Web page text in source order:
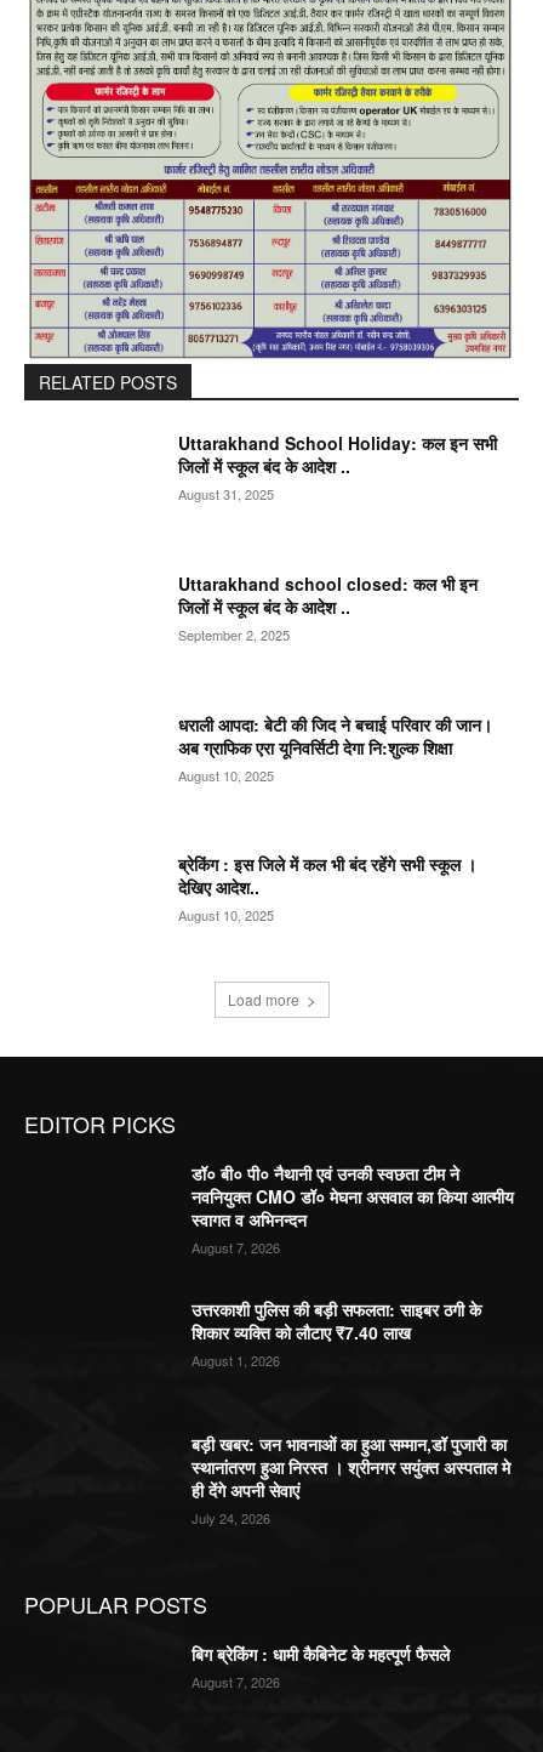
RELATED POSTS
Uttarakhand School Holiday: कल इन सभी
जिलों में स्कूल बंद के आदेश ..
August 31, 2025
Uttarakhand school closed: कल भी इन
जिलों में स्कूल बंद के आदेश ..
September 2, 2025
धराली आपदा: बेटी की जिद ने बचाई परिवार की जान।
अब ग्राफिक एरा यूनिवर्सिटी देगा नि:शुल्क शिक्षा
August 10, 2025
ब्रेकिंग : इस जिले में कल भी बंद रहेंगे सभी स्कूल ।
देखिए आदेश..
August 10, 2025
Load more
EDITOR PICKS
डॉ० बी० पी० नैथानी एवं उनकी स्वछता टीम ने
नवनियुक्त CMO डॉ० मेघना असवाल का किया आत्मीय
स्वागत व अभिनन्दन
August 7, 2026
उत्तरकाशी पुलिस की बड़ी सफलता: साइबर ठगी के
शिकार व्यक्ति को लौटाए ₹7.40 लाख
August 1, 2026
बड़ी खबर: जन भावनाओं का हुआ सम्मान,डॉ पुजारी का
स्थानांतरण हुआ निरस्त । श्रीनगर सयुंक्त अस्पताल मे
ही देंगे अपनी सेवाएं
July 24, 2026
POPULAR POSTS
बिग ब्रेकिंग : धामी कैबिनेट के महत्पूर्ण फैसले
August 7, 2026